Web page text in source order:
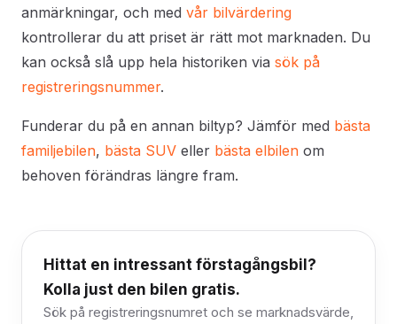
anmärkningar, och med vår bilvärdering
kontrollerar du att priset är rätt mot marknaden. Du
kan också slå upp hela historiken via sök på
registreringsnummer.
Funderar du på en annan biltyp? Jämför med bästa
familjebilen, bästa SUV eller bästa elbilen om
behoven förändras längre fram.
Hittat en intressant förstagångsbil?
Kolla just den bilen gratis.
Sök på registreringsnumret och se marknadsvärde,